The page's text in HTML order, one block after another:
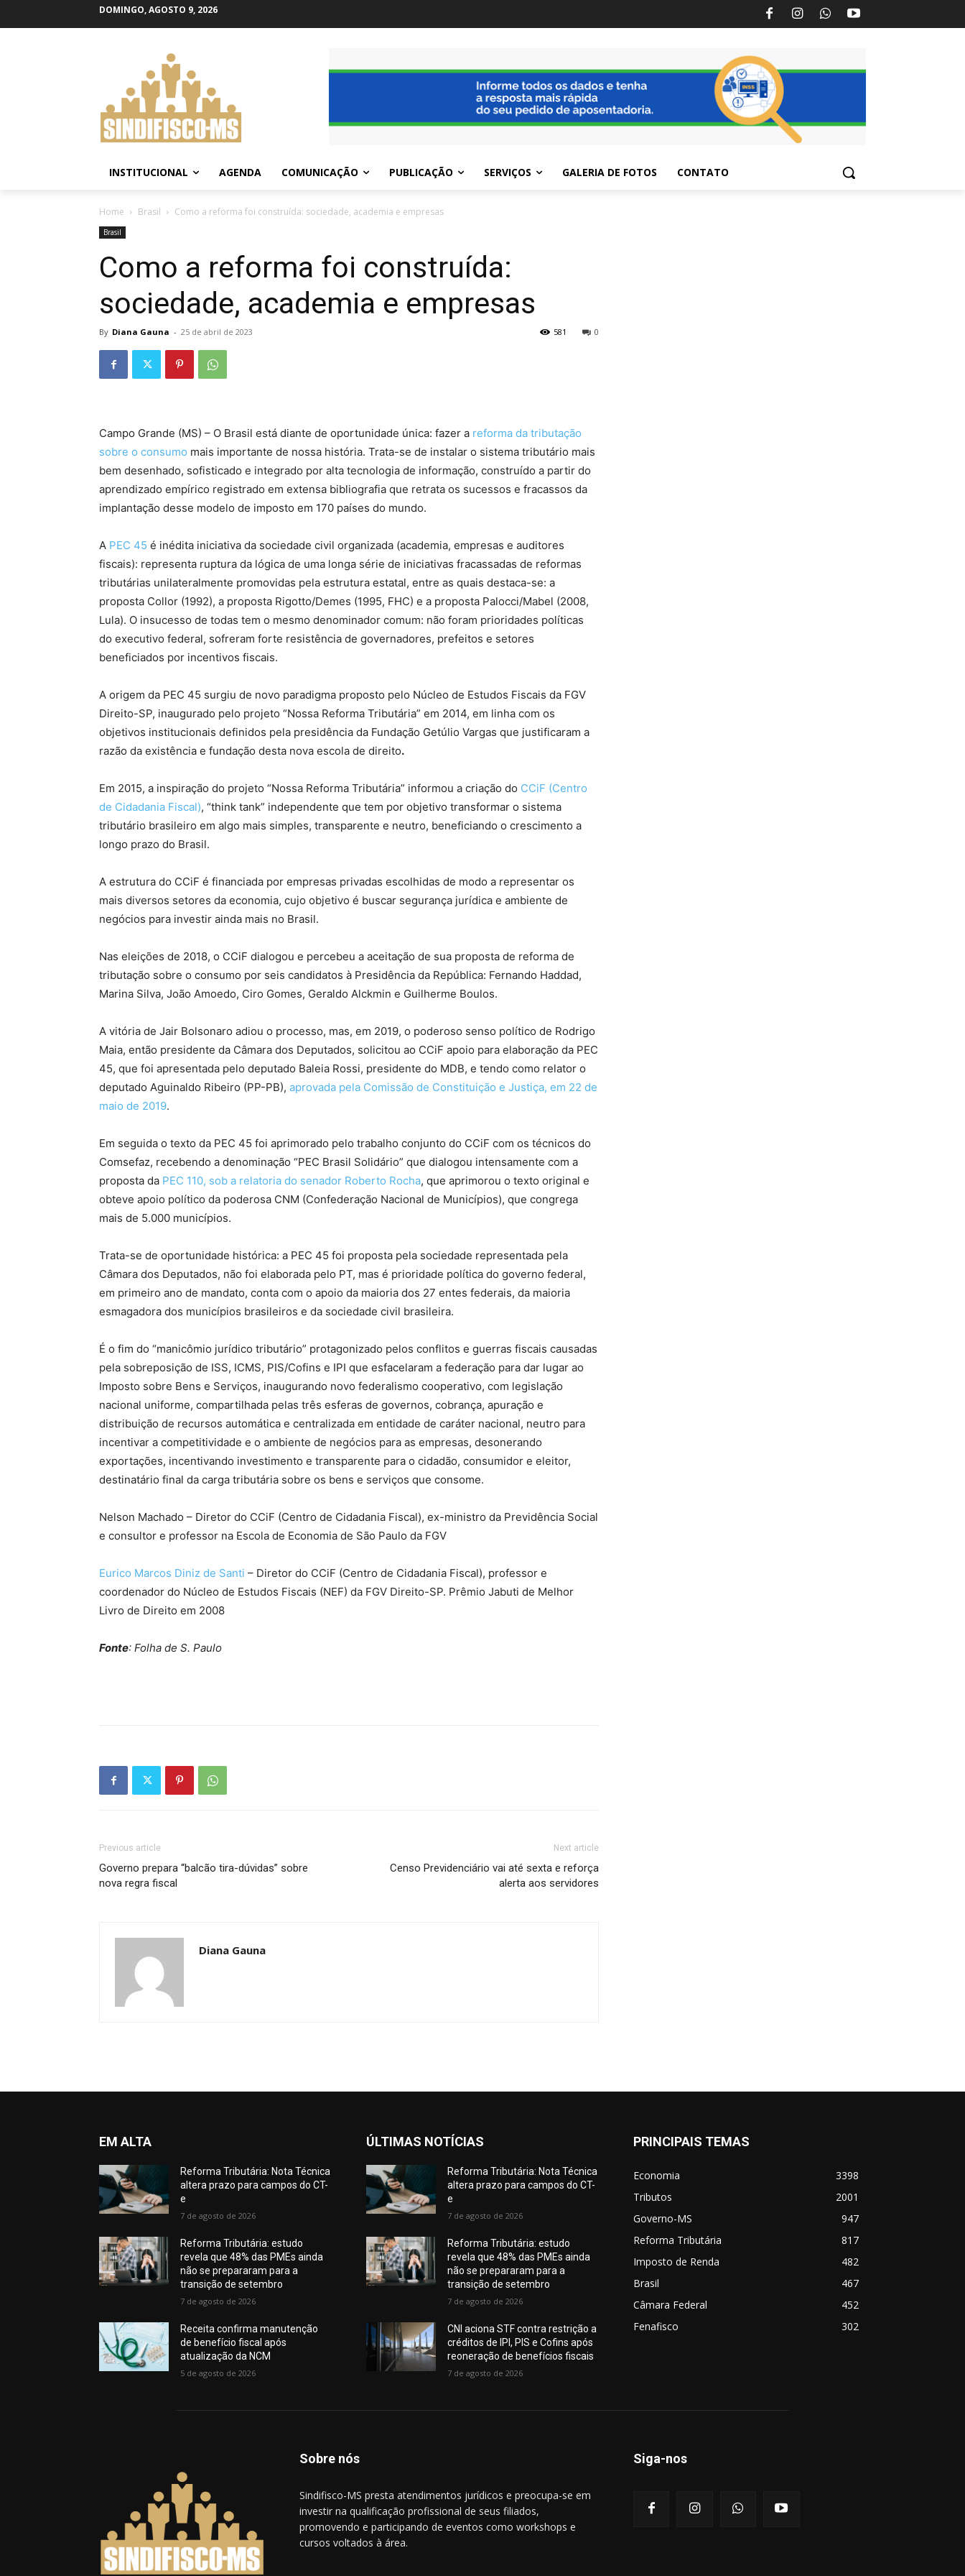
DOMINGO, AGOSTO 9, 2026
INSTITUCIONAL AGENDA COMUNICAÇÃO PUBLICAÇÃO SERVIÇOS GALERIA DE FOTOS CONTATO
Home Brasil Como a reforma foi construída: sociedade, academia e empresas
Brasil
Como a reforma foi construída:
sociedade, academia e empresas
By Diana Gauna - 25 de abril de 2023 0
581
Campo Grande (MS) – O Brasil está diante de oportunidade única: fazer a reforma da tributação
sobre o consumo mais importante de nossa história. Trata-se de instalar o sistema tributário mais
bem desenhado, sofisticado e integrado por alta tecnologia de informação, construído a partir do
aprendizado empírico registrado em extensa bibliografia que retrata os sucessos e fracassos da
implantação desse modelo de imposto em 170 países do mundo.
A PEC 45 é inédita iniciativa da sociedade civil organizada (academia, empresas e auditores
fiscais): representa ruptura da lógica de uma longa série de iniciativas fracassadas de reformas
tributárias unilateralmente promovidas pela estrutura estatal, entre as quais destaca-se: a
proposta Collor (1992), a proposta Rigotto/Demes (1995, FHC) e a proposta Palocci/Mabel (2008,
Lula). O insucesso de todas tem o mesmo denominador comum: não foram prioridades políticas
do executivo federal, sofreram forte resistência de governadores, prefeitos e setores
beneficiados por incentivos fiscais.
A origem da PEC 45 surgiu de novo paradigma proposto pelo Núcleo de Estudos Fiscais da FGV
Direito-SP, inaugurado pelo projeto “Nossa Reforma Tributária” em 2014, em linha com os
objetivos institucionais definidos pela presidência da Fundação Getúlio Vargas que justificaram a
razão da existência e fundação desta nova escola de direito.
Em 2015, a inspiração do projeto “Nossa Reforma Tributária” informou a criação do CCiF (Centro
de Cidadania Fiscal), “think tank” independente que tem por objetivo transformar o sistema
tributário brasileiro em algo mais simples, transparente e neutro, beneficiando o crescimento a
longo prazo do Brasil.
A estrutura do CCiF é financiada por empresas privadas escolhidas de modo a representar os
mais diversos setores da economia, cujo objetivo é buscar segurança jurídica e ambiente de
negócios para investir ainda mais no Brasil.
Nas eleições de 2018, o CCiF dialogou e percebeu a aceitação de sua proposta de reforma de
tributação sobre o consumo por seis candidatos à Presidência da República: Fernando Haddad,
Marina Silva, João Amoedo, Ciro Gomes, Geraldo Alckmin e Guilherme Boulos.
A vitória de Jair Bolsonaro adiou o processo, mas, em 2019, o poderoso senso político de Rodrigo
Maia, então presidente da Câmara dos Deputados, solicitou ao CCiF apoio para elaboração da PEC
45, que foi apresentada pelo deputado Baleia Rossi, presidente do MDB, e tendo como relator o
deputado Aguinaldo Ribeiro (PP-PB), aprovada pela Comissão de Constituição e Justiça, em 22 de
maio de 2019.
Em seguida o texto da PEC 45 foi aprimorado pelo trabalho conjunto do CCiF com os técnicos do
Comsefaz, recebendo a denominação “PEC Brasil Solidário” que dialogou intensamente com a
proposta da PEC 110, sob a relatoria do senador Roberto Rocha, que aprimorou o texto original e
obteve apoio político da poderosa CNM (Confederação Nacional de Municípios), que congrega
mais de 5.000 municípios.
Trata-se de oportunidade histórica: a PEC 45 foi proposta pela sociedade representada pela
Câmara dos Deputados, não foi elaborada pelo PT, mas é prioridade política do governo federal,
em primeiro ano de mandato, conta com o apoio da maioria dos 27 entes federais, da maioria
esmagadora dos municípios brasileiros e da sociedade civil brasileira.
É o fim do “manicômio jurídico tributário” protagonizado pelos conflitos e guerras fiscais causadas
pela sobreposição de ISS, ICMS, PIS/Cofins e IPI que esfacelaram a federação para dar lugar ao
Imposto sobre Bens e Serviços, inaugurando novo federalismo cooperativo, com legislação
nacional uniforme, compartilhada pelas três esferas de governos, cobrança, apuração e
distribuição de recursos automática e centralizada em entidade de caráter nacional, neutro para
incentivar a competitividade e o ambiente de negócios para as empresas, desonerando
exportações, incentivando investimento e transparente para o cidadão, consumidor e eleitor,
destinatário final da carga tributária sobre os bens e serviços que consome.
Nelson Machado – Diretor do CCiF (Centro de Cidadania Fiscal), ex-ministro da Previdência Social
e consultor e professor na Escola de Economia de São Paulo da FGV
Eurico Marcos Diniz de Santi – Diretor do CCiF (Centro de Cidadania Fiscal), professor e
coordenador do Núcleo de Estudos Fiscais (NEF) da FGV Direito-SP. Prêmio Jabuti de Melhor
Livro de Direito em 2008
Fonte: Folha de S. Paulo
Previous article
Governo prepara “balcão tira-dúvidas” sobre
nova regra fiscal
Next article
Censo Previdenciário vai até sexta e reforça
alerta aos servidores
Diana Gauna
EM ALTA
Reforma Tributária: Nota Técnica
altera prazo para campos do CT-
e
7 de agosto de 2026
Reforma Tributária: estudo
revela que 48% das PMEs ainda
não se prepararam para a
transição de setembro
7 de agosto de 2026
Receita confirma manutenção
de benefício fiscal após
atualização da NCM
5 de agosto de 2026
ÚLTIMAS NOTÍCIAS
Reforma Tributária: Nota Técnica
altera prazo para campos do CT-
e
7 de agosto de 2026
Reforma Tributária: estudo
revela que 48% das PMEs ainda
não se prepararam para a
transição de setembro
7 de agosto de 2026
CNI aciona STF contra restrição a
créditos de IPI, PIS e Cofins após
reoneração de benefícios fiscais
7 de agosto de 2026
PRINCIPAIS TEMAS
Economia
3398
Tributos
2001
Governo-MS
947
Reforma Tributária
817
Imposto de Renda
482
Brasil
467
Câmara Federal
452
Fenafisco
302
Sobre nós
Sindifisco-MS presta atendimentos jurídicos e preocupa-se em
investir na qualificação profissional de seus filiados,
promovendo e participando de eventos como workshops e
cursos voltados à área.
Siga-nos